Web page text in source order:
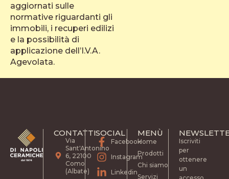
aggiornati sulle
normative riguardanti gli
immobili, i recuperi edilizi
e la possibilità di
applicazione dell’I.V.A.
Agevolata.
CONTATTI
Via
Sant'Antonino
6, 22100
Como
(Albate)
SOCIAL
Facebook
Instagram
Linkedin
MENÙ
Home
Prodotti
Chi siamo
Servizi
Iscriviti
per
ottenere
un